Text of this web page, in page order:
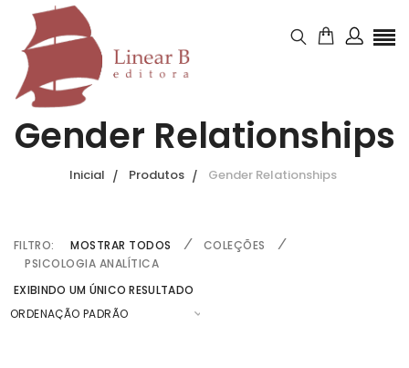
Gender Relationships
Inicial Produtos Gender Relationships
FILTRO: MOSTRAR TODOS
COLEÇÕES
PSICOLOGIA ANALÍTICA
EXIBINDO UM ÚNICO RESULTADO